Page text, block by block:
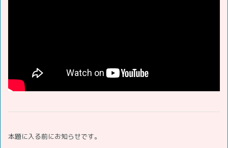
本題に入る前にお知らせです。